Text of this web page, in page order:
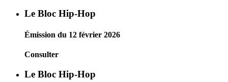
Le Bloc Hip-Hop
Émission du 12 février 2026
Consulter
Le Bloc Hip-Hop